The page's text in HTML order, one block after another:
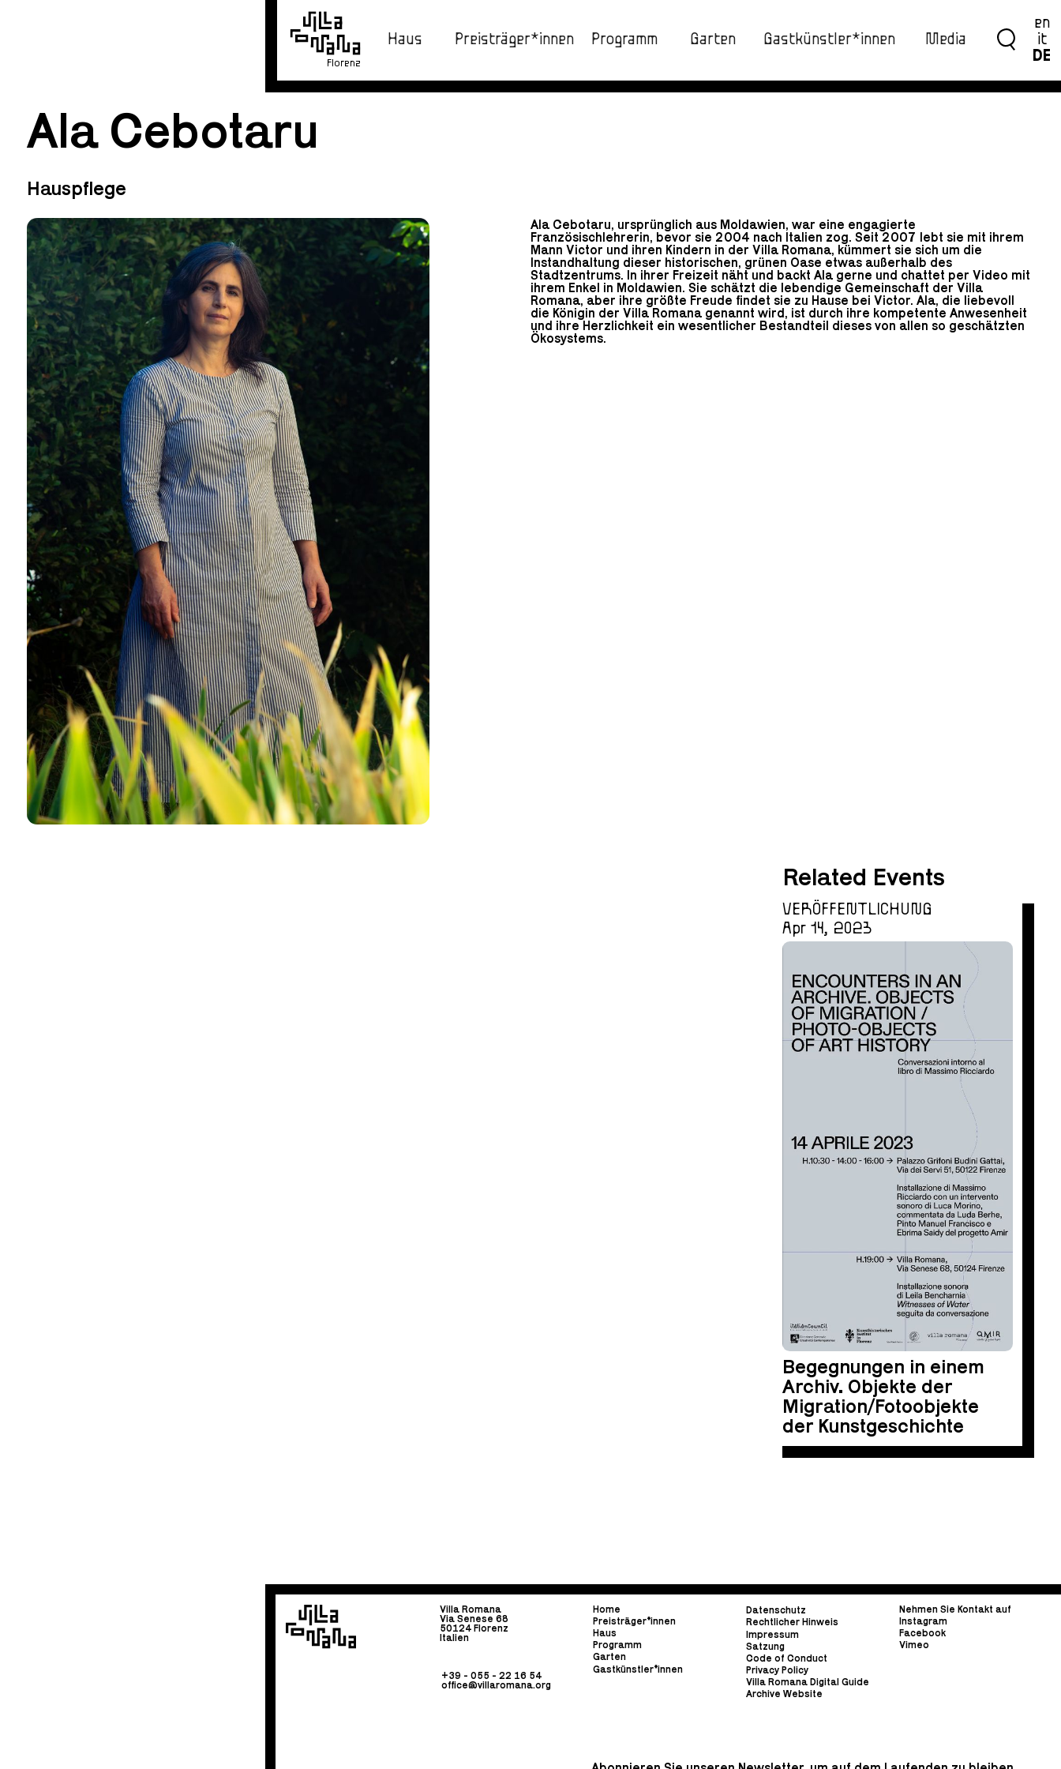
Florenz
Haus Preisträger*innen Programm Garten Gastkünstler*innen Media
en
it
DE
Ala Cebotaru
Hauspflege
Ala Cebotaru, ursprünglich aus Moldawien, war eine engagierte
Französischlehrerin, bevor sie 2004 nach Italien zog. Seit 2007 lebt sie mit ihrem
Mann Victor und ihren Kindern in der Villa Romana, kümmert sie sich um die
Instandhaltung dieser historischen, grünen Oase etwas außerhalb des
Stadtzentrums. In ihrer Freizeit näht und backt Ala gerne und chattet per Video mit
ihrem Enkel in Moldawien. Sie schätzt die lebendige Gemeinschaft der Villa
Romana, aber ihre größte Freude findet sie zu Hause bei Victor. Ala, die liebevoll
die Königin der Villa Romana genannt wird, ist durch ihre kompetente Anwesenheit
und ihre Herzlichkeit ein wesentlicher Bestandteil dieses von allen so geschätzten
Ökosystems.
Related Events
VERÖFFENTLICHUNG
Apr 14, 2023
Begegnungen in einem
Archiv. Objekte der
Migration/Fotoobjekte
der Kunstgeschichte
Villa Romana
Via Senese 68
50124 Florenz
Italien
+39 - 055 - 22 16 54
office@villaromana.org
Home
Preisträger*innen
Haus
Programm
Garten
Gastkünstler*innen
Datenschutz
Rechtlicher Hinweis
Impressum
Satzung
Code of Conduct
Privacy Policy
Villa Romana Digital Guide
Archive Website
Nehmen Sie Kontakt auf
Instagram
Facebook
Vimeo